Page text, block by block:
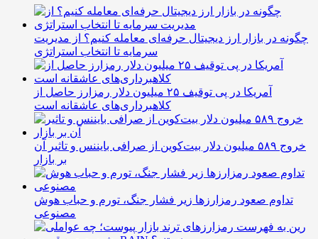
چگونه در بازار ارز دیجیتال حرفه‌ای معامله کنیم؟ از مدیریت
سرمایه تا انتخاب استراتژی
آمریکا در پی توقیف ۲۵ میلیون دلار رمزارز حاصل از
کلاهبرداری‌های عاشقانه است
خروج ۵۸۹ میلیون دلار بیت‌کوین از صرافی بایننس و تاثیر آن
بر بازار
تداوم صعود رمزارزها زیر فشار جنگ، تورم و حباب هوش
مصنوعی